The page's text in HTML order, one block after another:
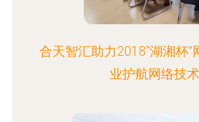
合天智汇助力2018“湖湘杯
业护航网络技